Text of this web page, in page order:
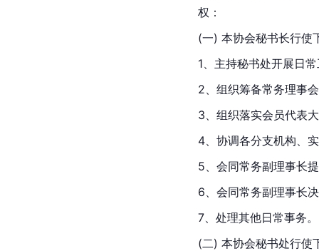
权：
(一) 本协会秘书长行使
1、主持秘书处开展日
2、组织筹备常务理事
3、组织落实会员代表
4、协调各分支机构、
5、会同常务副理事长
6、会同常务副理事长
7、处理其他日常事务。
(二) 本协会秘书处行使